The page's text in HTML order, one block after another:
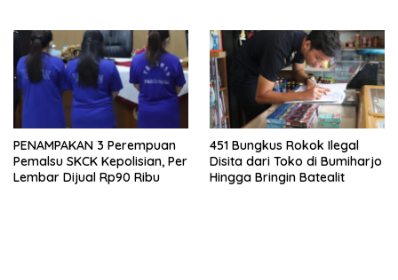
PENAMPAKAN 3 Perempuan
Pemalsu SKCK Kepolisian, Per
Lembar Dijual Rp90 Ribu
451 Bungkus Rokok Ilegal
Disita dari Toko di Bumiharjo
Hingga Bringin Batealit